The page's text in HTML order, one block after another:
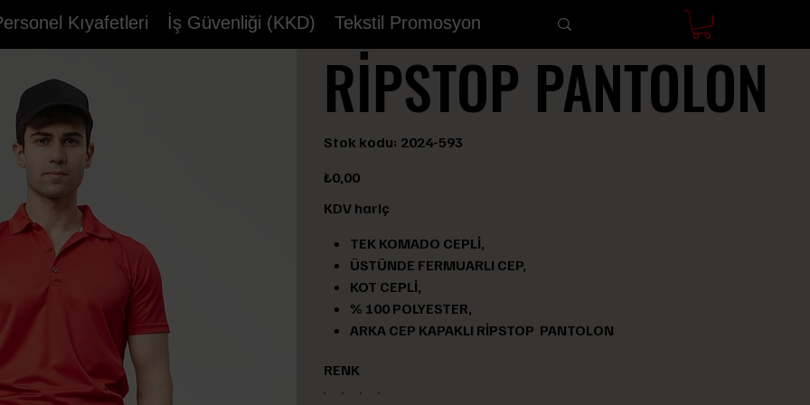
Kıyafetleri İş Güvenliği (KKD) Tekstil Promosyon
RİPSTOP PANTOLON
Stok kodu: kodu:
2024-593
Fiyat
₺0,00
KDV hariç
TEK KOMADO CEPLİ,
ÜSTÜNDE FERMUARLI CEP,
KOT CEPLİ,
% 100 POLYESTER,
ARKA CEP KAPAKLI RİPSTOP PANTOLON
RENK